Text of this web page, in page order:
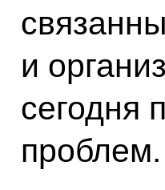
и
сегодня
проблем.